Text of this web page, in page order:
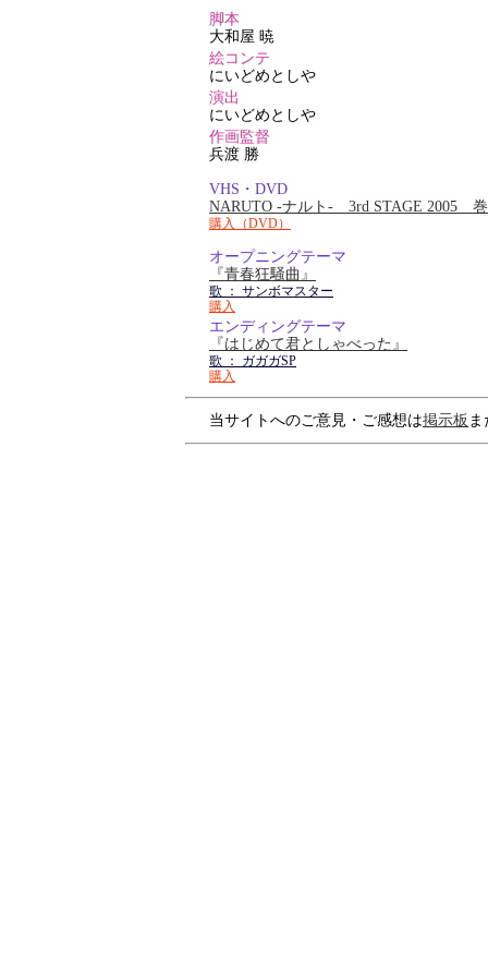
脚本
大和屋 暁
絵コンテ
にいどめとしや
演出
にいどめとしや
作画監督
兵渡 勝
VHS・DVD
NARUTO -ナルト- 3rd STAGE 2005
購入（DVD）
オープニングテーマ
『青春狂騒曲』
歌 ： サンボマスター
購入
エンディングテーマ
『はじめて君としゃべった』
歌 ： ガガガSP
購入
当サイトへのご意見・ご感想は掲示板 ま